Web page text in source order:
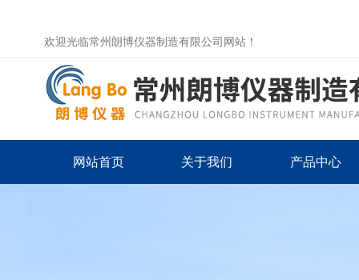
欢迎光临常州朗博仪器制造有限公司网站！
网站首页 关于我们 产品中心